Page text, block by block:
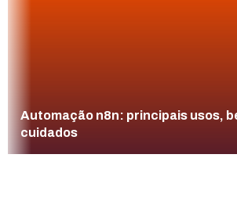
Automação n8n: principais usos,
cuidados